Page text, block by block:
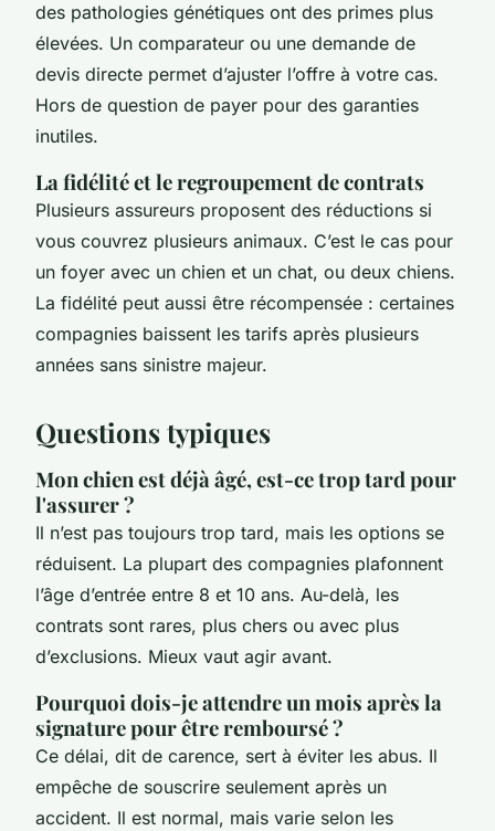
des pathologies génétiques ont des primes plus
élevées. Un comparateur ou une demande de
devis directe permet d’ajuster l’offre à votre cas.
Hors de question de payer pour des garanties
inutiles.
La fidélité et le regroupement de contrats
Plusieurs assureurs proposent des réductions si
vous couvrez plusieurs animaux. C’est le cas pour
un foyer avec un chien et un chat, ou deux chiens.
La fidélité peut aussi être récompensée : certaines
compagnies baissent les tarifs après plusieurs
années sans sinistre majeur.
Questions typiques
Mon chien est déjà âgé, est-ce trop tard pour
l'assurer ?
Il n’est pas toujours trop tard, mais les options se
réduisent. La plupart des compagnies plafonnent
l’âge d’entrée entre 8 et 10 ans. Au-delà, les
contrats sont rares, plus chers ou avec plus
d’exclusions. Mieux vaut agir avant.
Pourquoi dois-je attendre un mois après la
signature pour être remboursé ?
Ce délai, dit de carence, sert à éviter les abus. Il
empêche de souscrire seulement après un
accident. Il est normal, mais varie selon les